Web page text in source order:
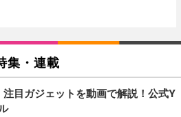
集・連載
注目ガジェットを動画で解説！公式Y